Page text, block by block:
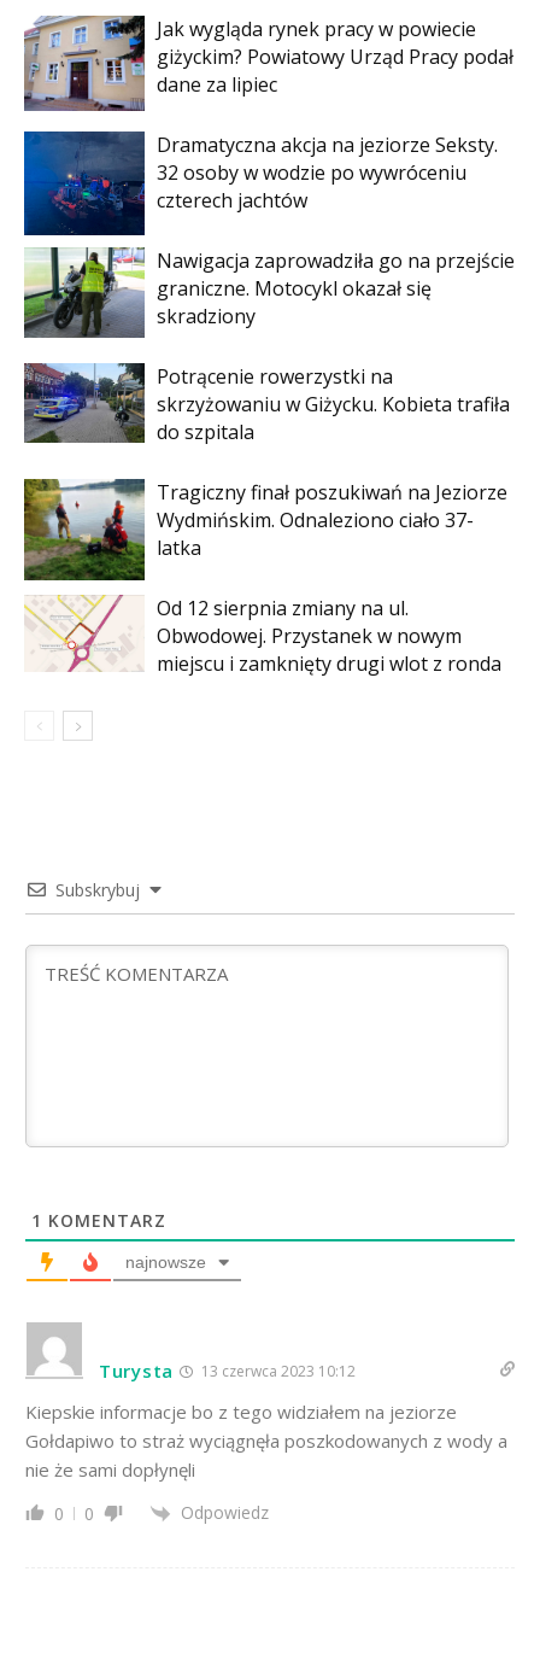
Jak wygląda rynek pracy w powiecie
giżyckim? Powiatowy Urząd Pracy podał
dane za lipiec
Dramatyczna akcja na jeziorze Seksty.
32 osoby w wodzie po wywróceniu
czterech jachtów
Nawigacja zaprowadziła go na przejście
graniczne. Motocykl okazał się
skradziony
Potrącenie rowerzystki na
skrzyżowaniu w Giżycku. Kobieta trafiła
do szpitala
Tragiczny finał poszukiwań na Jeziorze
Wydmińskim. Odnaleziono ciało 37-
latka
Od 12 sierpnia zmiany na ul.
Obwodowej. Przystanek w nowym
miejscu i zamknięty drugi wlot z ronda
Subskrybuj
1 KOMENTARZ
najnowsze
Turysta 13 czerwca 2023 10:12
Kiepskie informacje bo z tego widziałem na jeziorze
Gołdapiwo to straż wyciągnęła poszkodowanych z wody a
nie że sami dopłynęli
0 0 Odpowiedz